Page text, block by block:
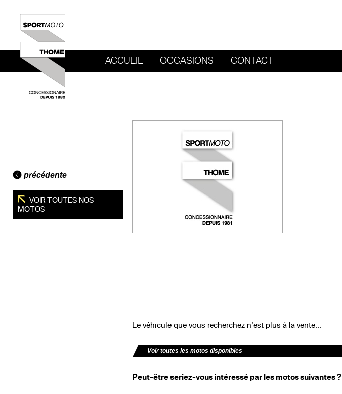
ACCUEIL OCCASIONS CONTACT
précédente
VOIR TOUTES NOS
MOTOS
Le véhicule que vous recherchez n'est plus à la vente...
Voir toutes les motos disponibles
Peut-être seriez-vous intéressé par les motos suivantes ?